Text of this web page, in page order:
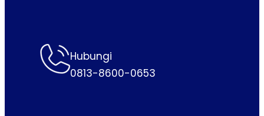
Hubungi
0813-8600-0653